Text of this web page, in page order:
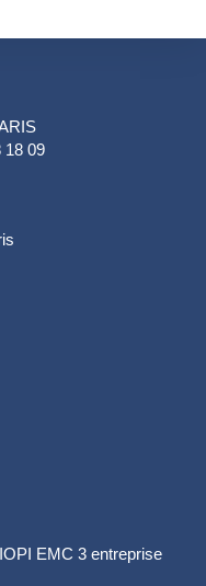
18 09
EMC 3 entreprise